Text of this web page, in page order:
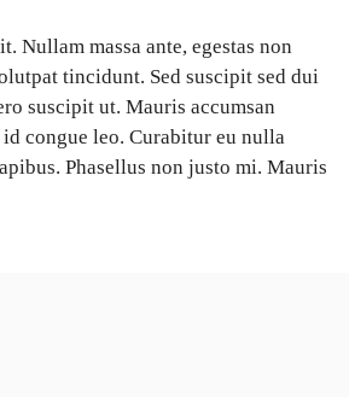
Nullam massa ante, egestas non
tincidunt. Sed suscipit sed dui
suscipit ut. Mauris accumsan
congue leo. Curabitur eu nulla
Phasellus non justo mi. Mauris